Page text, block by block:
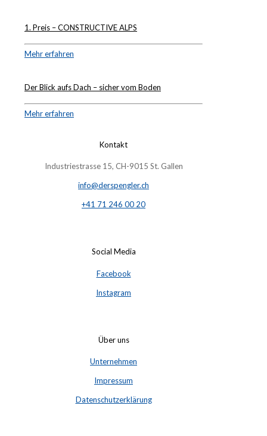
1. Preis – CONSTRUCTIVE ALPS
Mehr erfahren
Der Blick aufs Dach – sicher vom Boden
Mehr erfahren
Kontakt
Industriestrasse 15, CH-9015 St. Gallen
info@derspengler.ch
+41 71 246 00 20
Social Media
Facebook
Instagram
Über uns
Unternehmen
Impressum
Datenschutzerklärung